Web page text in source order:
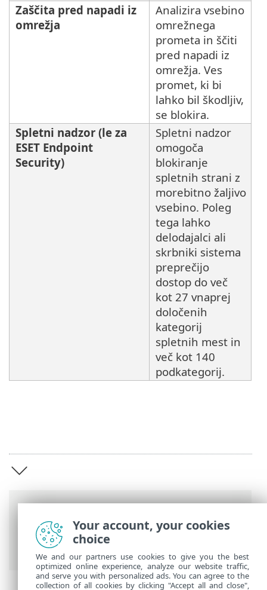
Spletna pomoč družbe ESET
Endpoint Security
Pregled
Zaščita pred napadi iz
omrežja
Analizira vsebino
omrežnega
prometa in ščiti
pred napadi iz
omrežja. Ves
promet, ki bi
lahko bil škodljiv,
se blokira.
Spletni nadzor (le za
ESET Endpoint
Security)
Spletni nadzor
omogoča
blokiranje
spletnih strani z
morebitno žaljivo
vsebino. Poleg
tega lahko
delodajalci ali
skrbniki sistema
preprečijo
dostop do več
kot 27 vnaprej
določenih
kategorij
spletnih mest in
več kot 140
podkategorij.
Your account, your cookies
choice
We and our partners use cookies to give you the best
optimized online experience, analyze our website traffic,
and serve you with personalized ads. You can agree to the
collection of all cookies by clicking "Accept all and close",